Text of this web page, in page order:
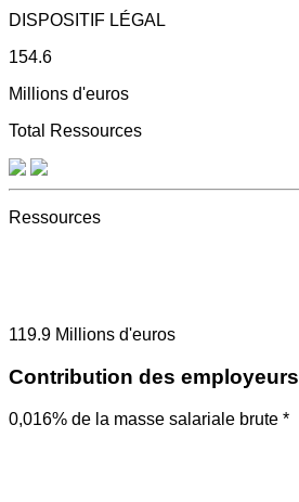
DISPOSITIF LÉGAL
154.6
Millions d'euros
Total Ressources
Ressources
119.9 Millions d'euros
Contribution des employeurs
0,016% de la masse salariale brute *